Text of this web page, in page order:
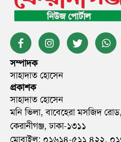
সম্পাদক
সাহাদাত হোসেন
প্রকাশক
সাহাদাত হোসেন
মনি ভিলা, বাবেহেরা মসজিদ
কেরানীগঞ্জ, ঢাকা-১৩১১